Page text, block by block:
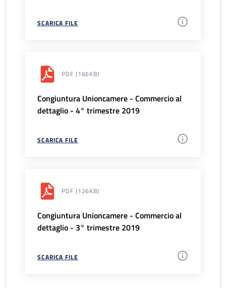
SCARICA FILE
PDF (166KB)
Congiuntura Unioncamere - Commercio al
dettaglio - 4° trimestre 2019
SCARICA FILE
PDF (126KB)
Congiuntura Unioncamere - Commercio al
dettaglio - 3° trimestre 2019
SCARICA FILE